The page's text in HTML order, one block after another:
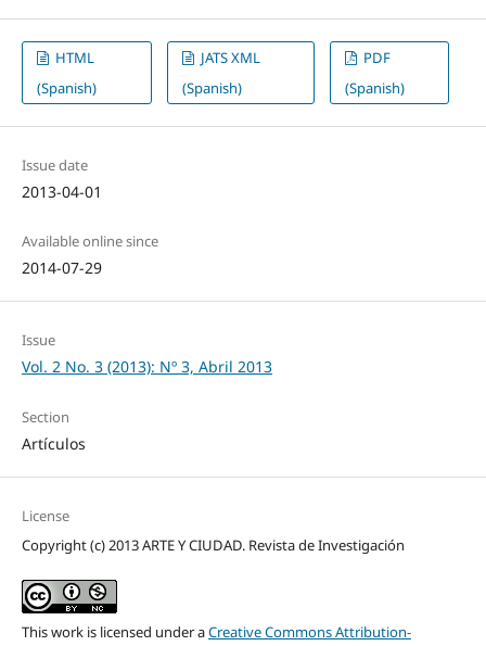
HTML
(Spanish)
JATS XML
(Spanish)
PDF
(Spanish)
Issue date
2013-04-01
Available online since
2014-07-29
Issue
Vol. 2 No. 3 (2013): Nº 3, Abril 2013
Section
Artículos
License
Copyright (c) 2013 ARTE Y CIUDAD. Revista de Investigación
This work is licensed under aCreative Commons Attribution-